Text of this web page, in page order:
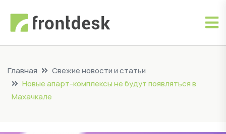
Главная
Свежие новости и статьи
Новые апарт-комплексы не будут появляться в
Махачкале